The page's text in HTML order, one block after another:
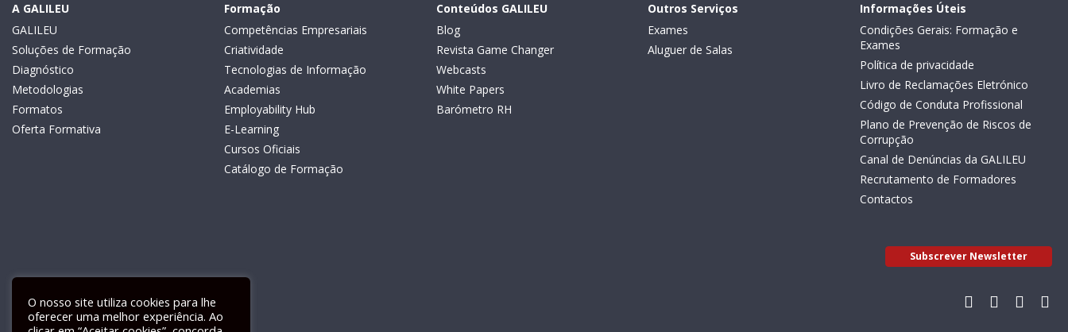
A GALILEU
GALILEU
Soluções de Formação
Diagnóstico
Metodologias
Formatos
Oferta Formativa
Formação
Competências Empresariais
Criatividade
Tecnologias de Informação
Academias
Employability Hub
E-Learning
Cursos Oficiais
Catálogo de Formação
Conteúdos GALILEU
Blog
Revista Game Changer
Webcasts
White Papers
Barómetro RH
Outros Serviços
Exames
Aluguer de Salas
Informações Úteis
Condições Gerais: Formação e
Exames
Política de privacidade
Livro de Reclamações Eletrónico
Código de Conduta Profissional
Plano de Prevenção de Riscos de
Corrupção
Canal de Denúncias da GALILEU
Recrutamento de Formadores
Contactos
Subscrever Newsletter
O nosso site utiliza cookies para lhe
oferecer uma melhor experiência. Ao